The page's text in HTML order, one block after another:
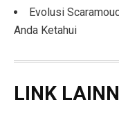
Evolusi
Anda Ketahui
LINK